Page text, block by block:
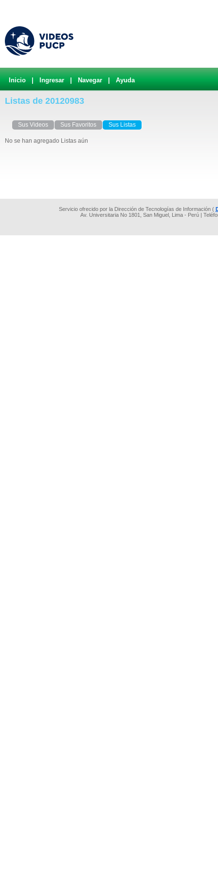
Inicio Ingresar Navegar Ayuda
Listas de 20120983
Sus Videos Sus Favoritos Sus Listas
No se han agregado Listas aún
Servicio ofrecido por la Dirección de Tecnologías de Información (
Av. Universitaria No 1801, San Miguel, Lima - Perú |